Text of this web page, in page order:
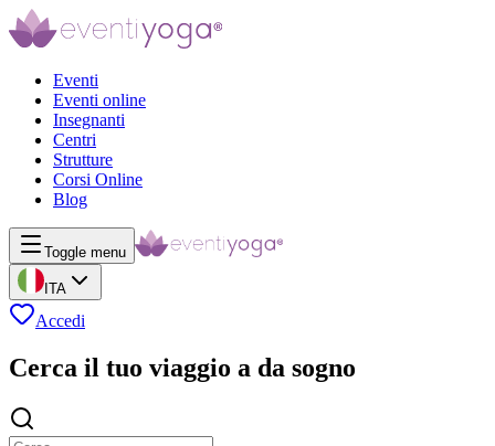
Eventi
Eventi online
Insegnanti
Centri
Strutture
Corsi Online
Blog
Toggle menu
ITA
Accedi
Cerca il tuo viaggio a da sogno